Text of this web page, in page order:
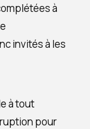
à
invités à les
à tout
pour